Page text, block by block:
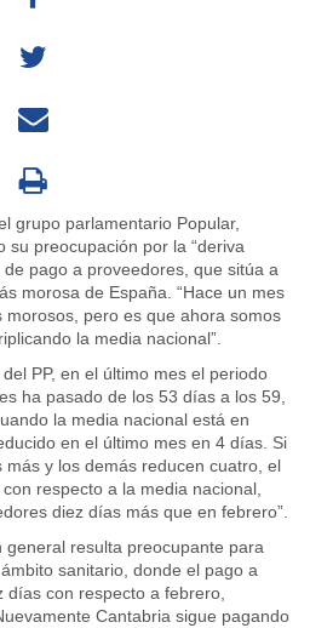
grupo parlamentario Popular,
su preocupación por la “deriva
pago a proveedores, que sitúa a
morosa de España. “Hace un mes
pero es que ahora somos
la media nacional”.
PP, en el último mes el periodo
ha pasado de los 53 días a los 59,
la media nacional está en
en el último mes en 4 días. Si
y los demás reducen cuatro, el
respecto a la media nacional,
diez días más que en febrero”.
general resulta preocupante para
sanitario, donde el pago a
días con respecto a febrero,
Cantabria sigue pagando